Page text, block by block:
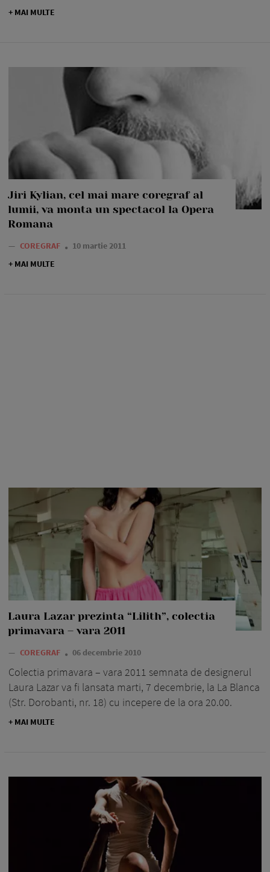
+ MAI MULTE
Jiri Kylian, cel mai mare coregraf al
lumii, va monta un spectacol la Opera
Romana
— COREGRAF
10 martie 2011
+ MAI MULTE
Laura Lazar prezinta “Lilith”, colectia
primavara – vara 2011
— COREGRAF 06 decembrie 2010
Colectia primavara – vara 2011 semnata de designerul
Laura Lazar va fi lansata marti, 7 decembrie, la La Blanca
(Str. Dorobanti, nr. 18) cu incepere de la ora 20.00.
+ MAI MULTE